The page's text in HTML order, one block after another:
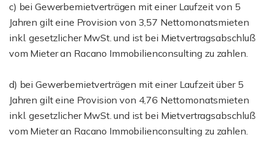
c) bei Gewerbemietverträgen mit einer Laufzeit von 5
Jahren gilt eine Provision von 3,57 Nettomonatsmieten
inkl. gesetzlicher MwSt. und ist bei Mietvertragsabschluß
vom Mieter an Racano Immobilienconsulting zu zahlen.
d) bei Gewerbemietverträgen mit einer Laufzeit über 5
Jahren gilt eine Provision von 4,76 Nettomonatsmieten
inkl. gesetzlicher MwSt. und ist bei Mietvertragsabschluß
vom Mieter an Racano Immobilienconsulting zu zahlen.